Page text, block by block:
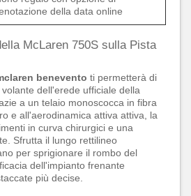
della data online
McLaren 750S sulla Pista
benevento ti permetterà di
dell'erede ufficiale della
a un telaio monoscocca in fibra
e all'aerodinamica attiva attiva, la
in curva chirurgici e una
Sfrutta il lungo rettilineo
per sprigionare il rombo del
dell'impianto frenante
più decise.